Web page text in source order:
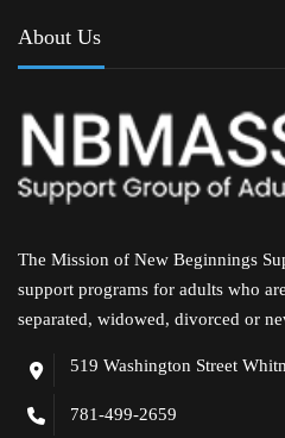
About Us
The Mission of New Beginnings
support programs for adults who
separated, widowed, divorced or
519 Washington Street
781-499-2659